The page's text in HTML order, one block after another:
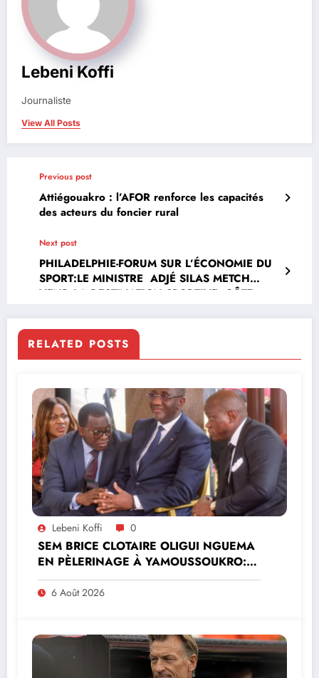
Lebeni Koffi
Journaliste
View All Posts
Previous post
Attiégouakro : l’AFOR renforce les capacités
des acteurs du foncier rural
Next post
PHILADELPHIE-FORUM SUR L’ÉCONOMIE DU
SPORT:LE MINISTRE ADJÉ SILAS METCH
VEND LA DESTINATION SPORTIVE CÔTE
RELATED POSTS
Lebeni Koffi 0
SEM BRICE CLOTAIRE OLIGUI NGUEMA
EN PÈLERINAGE À YAMOUSSOUKRO:LE
MINISTRE PAULIN CLAUDE DANHO
PREND PART À LA CÉRÉMONIE
6 Août 2026